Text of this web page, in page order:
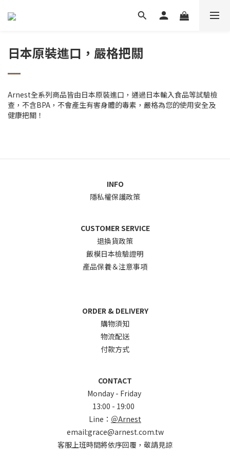
日本原裝進口，嚴格把關
Arnest全系列商品皆由日本原裝進口，通過日本輸入食品等試驗檢
查，不含BPA，不會產生有害身體的毒素， 嚴格為您的使用安全及
健康把關！
INFO
隱私權保護政策
CUSTOMER SERVICE
退換貨政策
飯模日本檢驗證明
產品保養＆注意事項
ORDER & DELIVERY
購物須知
物流配送
付款方式
CONTACT
Monday - Friday
13:00 - 19:00
Line： ＠Arnest
email:grace@arnest.com.tw
客服上班時間將依序回覆，敬請見諒